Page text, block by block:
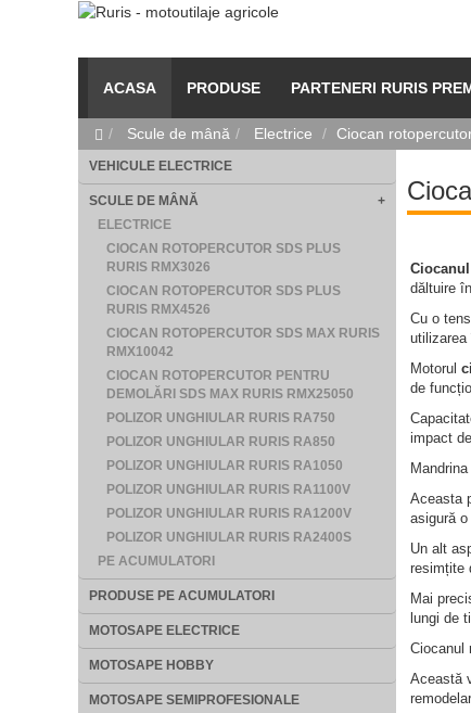
ACASA PRODUSE PARTENERI RURIS
Scule de mână Electrice Ciocan
VEHICULE ELECTRICE
SCULE DE MÂNĂ
+
ELECTRICE
CIOCAN ROTOPERCUTOR SDS PLUS
RURIS RMX3026
CIOCAN ROTOPERCUTOR SDS PLUS
RURIS RMX4526
CIOCAN ROTOPERCUTOR SDS MAX RURIS
RMX10042
CIOCAN ROTOPERCUTOR PENTRU
DEMOLĂRI SDS MAX RURIS RMX25050
POLIZOR UNGHIULAR RURIS RA750
POLIZOR UNGHIULAR RURIS RA850
POLIZOR UNGHIULAR RURIS RA1050
POLIZOR UNGHIULAR RURIS RA1100V
POLIZOR UNGHIULAR RURIS RA1200V
POLIZOR UNGHIULAR RURIS RA2400S
PE ACUMULATORI
PRODUSE PE ACUMULATORI
MOTOSAPE ELECTRICE
MOTOSAPE HOBBY
MOTOSAPE SEMIPROFESIONALE
dăltuire
Cu o
utilizarea
Motorul
de
impact
Aceasta
asigură
Un alt
resimțite
Mai
lungi de
Ciocanul
Această